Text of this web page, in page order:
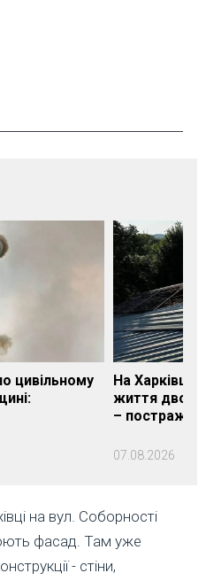
цивільному
На
життя двох
–
07.08.2026
на вул. Соборності
фасад. Там уже
- стіни,